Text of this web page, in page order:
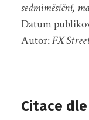
sedmiměsíční,
Datum
Autor:FX
Citace dle